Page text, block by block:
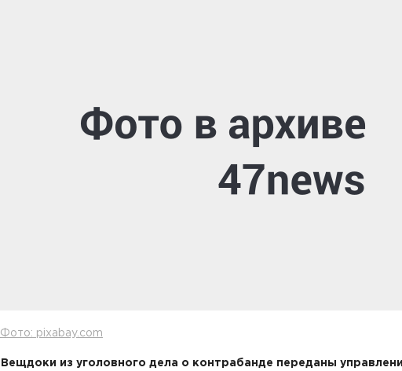
Фото: pixabay.com
Вещдоки из уголовного дела о контрабанде переданы